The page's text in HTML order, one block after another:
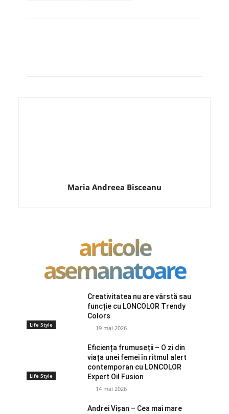
Maria Andreea Bisceanu
articole
asemanatoare
Life Style
Creativitatea nu are vârstă sau
funcție cu LONCOLOR Trendy
Colors
19 mai 2026
Life Style
Eficiența frumuseții – O zi din
viața unei femei în ritmul alert
contemporan cu LONCOLOR
Expert Oil Fusion
14 mai 2026
Andrei Vișan – Cea mai mare